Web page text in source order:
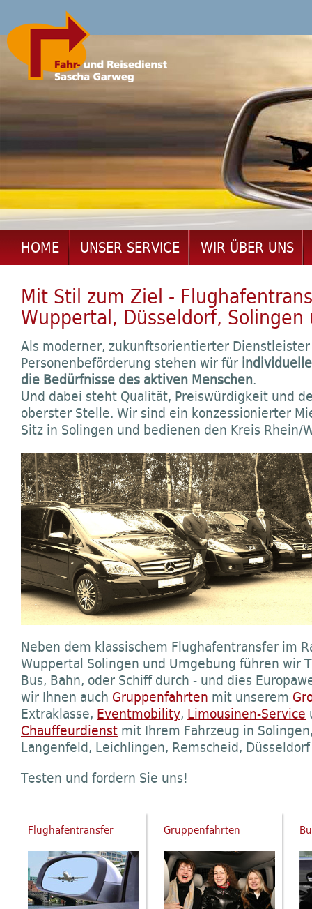
HOME UNSER SERVICE WIR ÜBER UNS
Mit Stil zum Ziel -
Wuppertal, Düsseldorf,
Als moderner, zukunftsorientierter
Personenbeförderung stehen wir für
die Bedürfnisse des aktiven Menschen.
Und dabei steht Qualität, Preiswürdigkeit und
oberster Stelle. Wir sind ein konzessionierter
Sitz in Solingen und bedienen den Kreis Rhein/
Neben dem klassischem Flughafentransfer im
Wuppertal Solingen und Umgebung führen wir
Bus, Bahn, oder Schiff durch - und dies
wir Ihnen auch Gruppenfahrten mit unserem
Extraklasse, Eventmobility, Limousinen-Service
Chauffeurdienst mit Ihrem Fahrzeug in
Langenfeld, Leichlingen, Remscheid,
Testen und fordern Sie uns!
Flughafentransfer Gruppenfahrten